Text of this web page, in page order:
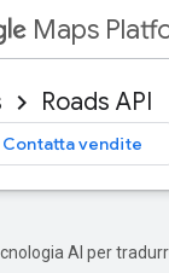
Maps
Roads API
Contatta vendite
AI per